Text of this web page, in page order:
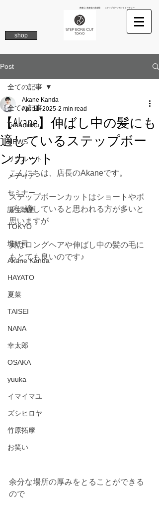
南青山 表参道の美容院 ステップボーンカットトーキョー
shop
Post
全ての記事
Takamitsu
NEWS
リクルート
メディア
セミナー
誕生物語
TOKYO
堤好司
Akane Kanda
HAYATO
夏菜
TAISEI
NANA
幸太郎
OSAKA
yuuka
イマイマユ
ズシヒロヤ
竹原拓摩
お笑い
全ての記事
【Akane】伸ばし中の髪にも
適しているステップボー
ンカット
Akane Kanda
Apr 11, 2025 2 min read
こんにちは、店長のAkaneです。
ステップボーンカットはショートやボ
ブに適していると思われる方が多いと
思いますが
実はロングヘアや伸ばし中の髪の毛に
もとても良いのです♪
余分な場所の厚みをとることができる
ので